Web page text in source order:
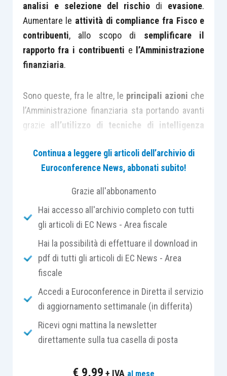
analisi e selezione del rischio di evasione.
Aumentare le attività di compliance fra Fisco e
contribuenti, allo scopo di semplificare il
rapporto fra i contribuenti e l’Amministrazione
finanziaria.
Sono queste, fra le altre, le principali azioni che
l’Amministrazione finanziaria sta portando avanti
grazie all’utilizzo di tecniche di intelligenza
Accertamento e compliance, come2 lati di una
costituita dal
L’utilizzo delle tecnologie informatiche e l’enorme
mole di dati a disposizione del Fisco potrebbero
costituire gli assi portanti di una vera e propria
rivoluzione fiscale.
Di tutti questi aspetti ci occuperemo durante il 2°
incontro di novembre del Master Breve
Euroconference.
Continua a leggere gli articoli dell’archivio di
Euroconference News, abbonati subito!
Grazie all'abbonamento
Hai accesso all'archivio completo con tutti
gli articoli di EC News - Area fiscale
Hai la possibilità di effettuare il download in
pdf di tutti gli articoli di EC News - Area
fiscale
Accedi a Euroconference in Diretta il servizio
di aggiornamento settimanale (in differita)
Ricevi ogni mattina la newsletter
direttamente sulla tua casella di posta
€ 9,99 + IVA al mese